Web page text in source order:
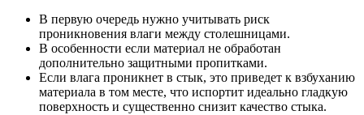
В первую очередь нужно учитывать риск
проникновения влаги между столешницами.
В особенности если материал не обработан
дополнительно защитными пропитками.
Если влага проникнет в стык, это приведет к взбуханию
материала в том месте, что испортит идеально гладкую
поверхность и существенно снизит качество стыка.